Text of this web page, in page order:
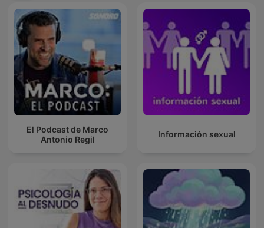
El Podcast de Marco
Antonio Regil
Información sexual